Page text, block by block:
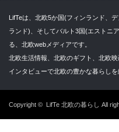
LifTeは、北欧5か国(フィンランド、
ランド)、そしてバルト3国(エストニ
る、北欧webメディアです。
北欧生活情報、北欧のギフト、北欧
インタビューで北欧の豊かな暮らしを
Copyright © LifTe 北欧の暮らし All